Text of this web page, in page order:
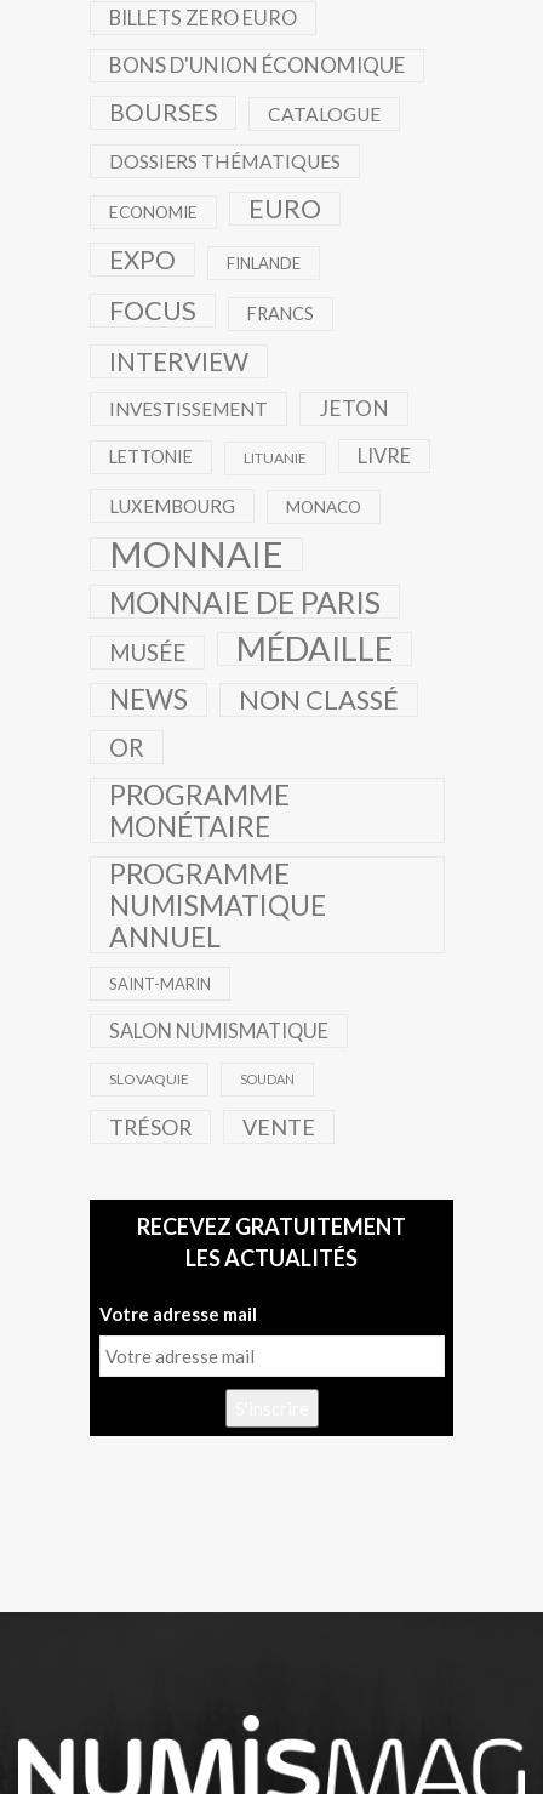
BILLETS ZERO EURO
BONS D'UNION ÉCONOMIQUE
BOURSES CATALOGUE
DOSSIERS THÉMATIQUES
ECONOMIE EURO
EXPO FINLANDE
FOCUS FRANCS
INTERVIEW
INVESTISSEMENT JETON
LETTONIE LITUANIE LIVRE
LUXEMBOURG MONACO
MONNAIE
MONNAIE DE PARIS
MUSÉE MÉDAILLE
NEWS NON CLASSÉ
OR
PROGRAMME
MONÉTAIRE
PROGRAMME
NUMISMATIQUE
ANNUEL
SAINT-MARIN
SALON NUMISMATIQUE
SLOVAQUIE SOUDAN
TRÉSOR VENTE
RECEVEZ GRATUITEMENT
LES ACTUALITÉS
Votre adresse mail